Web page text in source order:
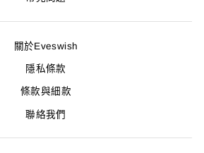
關於Eveswish
隱私條款
條款與細款
聯絡我們